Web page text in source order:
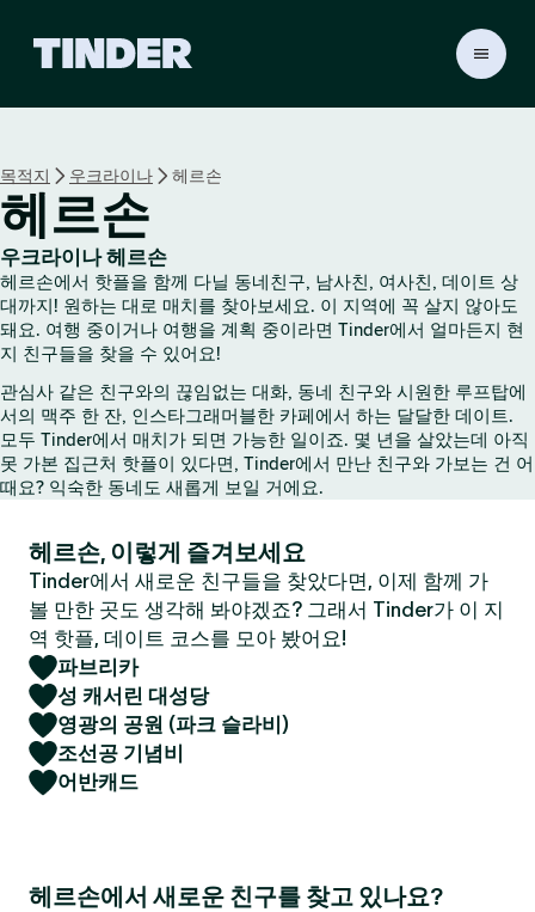
r
목적지 우크라이나 헤르손
헤르손
우크라이나 헤르손
헤르손에서 핫플을 함께 다닐 동네친구, 남사친, 여사친, 데이트 상
대까지! 원하는 대로 매치를 찾아보세요. 이 지역에 꼭 살지 않아도
돼요. 여행 중이거나 여행을 계획 중이라면 Tinder에서 얼마든지 현
지 친구들을 찾을 수 있어요!
관심사 같은 친구와의 끊임없는 대화, 동네 친구와 시원한 루프탑에
서의 맥주 한 잔, 인스타그래머블한 카페에서 하는 달달한 데이트.
모두 Tinder에서 매치가 되면 가능한 일이죠. 몇 년을 살았는데 아직
못 가본 집근처 핫플이 있다면, Tinder에서 만난 친구와 가보는 건 어
때요? 익숙한 동네도 새롭게 보일 거에요.
헤르손, 이렇게 즐겨보세요
Tinder에서 새로운 친구들을 찾았다면, 이제 함께 가
볼 만한 곳도 생각해 봐야겠죠? 그래서 Tinder가 이 지
역 핫플, 데이트 코스를 모아 봤어요!
파브리카
성 캐서린 대성당
영광의 공원 (파크 슬라비)
조선공 기념비
어반캐드
헤르손에서 새로운 친구를 찾고 있나요?